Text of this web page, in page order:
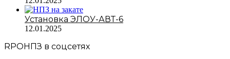
Установка ЭЛОУ-АВТ-6
12.01.2025
RPOНПЗ в соцсетях